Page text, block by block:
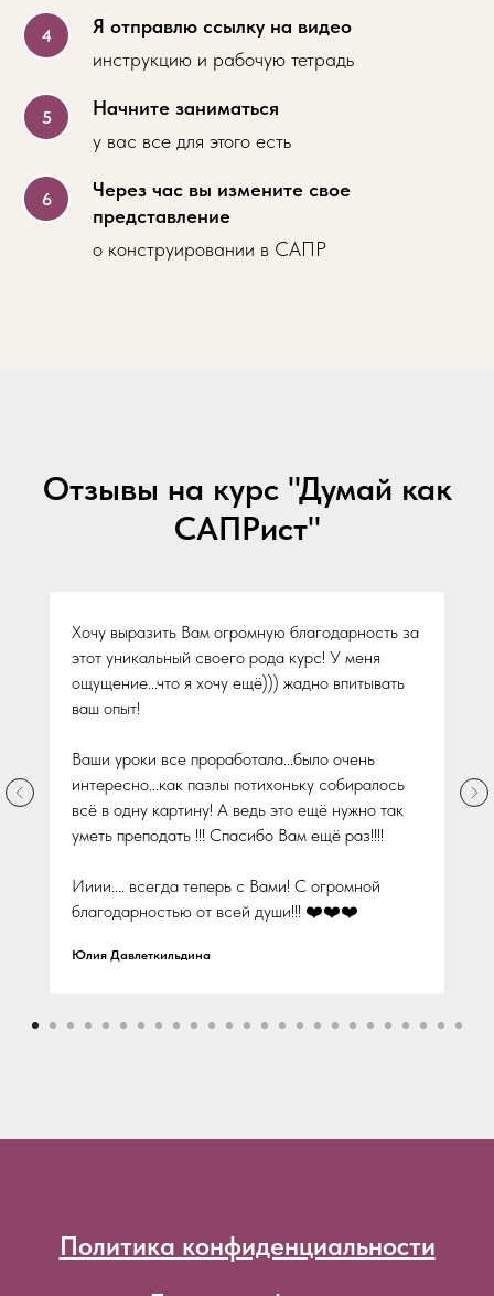
Я отправлю ссылку на видео
инструкцию и рабочую тетрадь
Начните заниматься
у вас все для этого есть
Через час вы измените свое
представление
о конструировании в САПР
Отзывы на курс "Думай как
САПРист"
Хочу выразить Вам огромную благодарность за
этот уникальный своего рода курс! У меня
ощущение...что я хочу ещё))) жадно впитывать
ваш опыт!
Ваши уроки все проработала...было очень
интересно...как пазлы потихоньку собиралось
всё в одну картину! А ведь это ещё нужно так
уметь преподать !!! Спасибо Вам ещё раз!!!!
Ииии.... всегда теперь с Вами! С огромной
благодарностью от всей души!!! ❤️❤️❤️
Юлия Давлеткильдина
Политика конфиденциальности